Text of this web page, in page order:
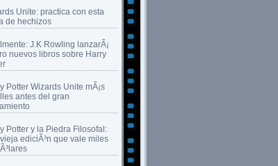
Unite: practica con esta
de hechizos
J.K Rowling lanzarÃ¡
nuevos libros sobre Harry
Potter Wizards Unite mÃ¡s
antes del gran
Potter y la Piedra Filosofal:
ediciÃ³n que vale miles